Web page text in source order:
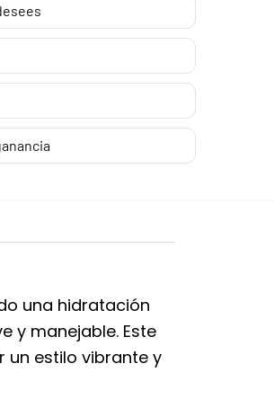
una hidratación
y manejable. Este
un estilo vibrante y